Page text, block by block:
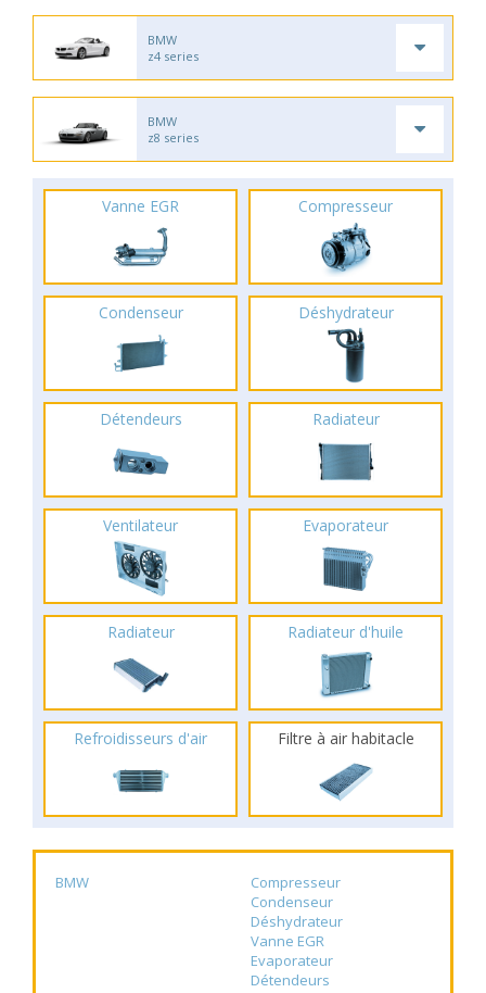
BMW
z4 series
BMW
z8 series
Vanne EGR Compresseur
Condenseur Déshydrateur
Détendeurs Radiateur
Ventilateur Evaporateur
Radiateur Radiateur d'huile
Refroidisseurs d'air Filtre à air habitacle
BMW
Compresseur
Condenseur
Déshydrateur
Vanne EGR
Evaporateur
Détendeurs